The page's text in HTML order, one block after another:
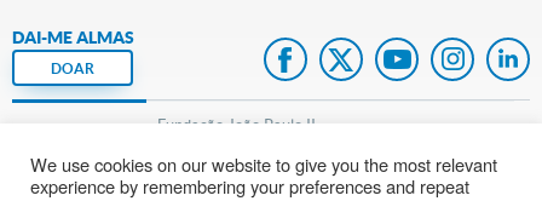
DAI-ME ALMAS
DOAR
Fundação João Paulo II
Pedido de Oração
We use cookies on our website to give you the most relevant
experience by remembering your preferences and repeat